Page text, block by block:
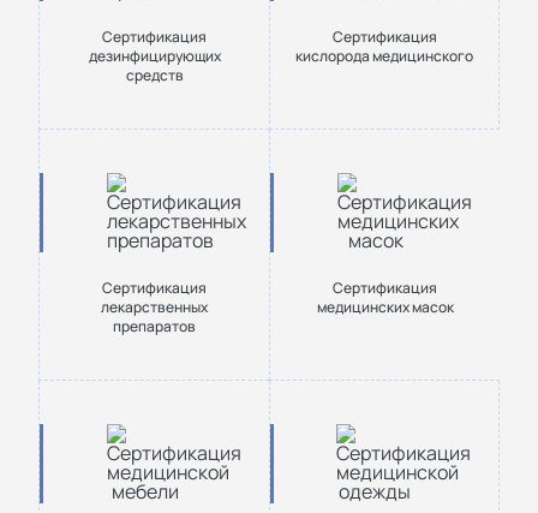
Сертификация
дезинфицирующих
средств
Сертификация
кислорода медицинского
Сертификация
лекарственных
препаратов
Сертификация
медицинских масок